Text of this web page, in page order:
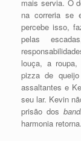
mais servia. O
na correria se
percebe isso,
pelas
louça, a
pizza de
assaltantes e
seu lar. Kevin
prisão dos
harmonia retorna.